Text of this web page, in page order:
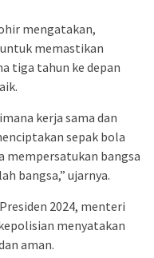
mengatakan,
memastikan
tiga tahun ke depan
kerja sama dan
sepak bola
mempersatukan bangsa
bangsa,” ujarnya.
2024, menteri
menyatakan
aman.